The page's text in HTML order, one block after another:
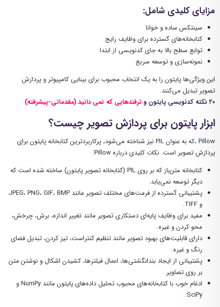
مزایای کلیدی شامل:
سینتکس ساده و خوانا
کتابخانه‌های گسترده برای وظایف رایج
توابع سطح بالا به جای کدنویسی از ابتدا
نمونه‌سازی و توسعه سریع
این ویژگی‌ها پایتون را به یک انتخاب محبوب برای بینایی کامپیوتر و پردازش
تصویر تبدیل می‌کنند.
۲۰ نکته کدنویسی پایتون و
ترفندهایی که نمی دانید (مقدماتی-پیشرفته)
ابزار پایتون برای پردازش تصویر چیست؟
Pillow ،که به عنوان PIL نیز شناخته می‌شود، پرکاربردترین کتابخانه پایتون برای
پردازش تصویر است. نکات کلیدی درباره Pillow:
کتابخانه متن‌باز که بر روی PIL (کتابخانه تصویر پایتون) ساخته شده است که
دیگر توسعه نمی‌یابد.
پشتیبانی گسترده از فرمت‌های مختلف تصویر مانند JPEG، PNG، GIF، BMP
و TIFF.
مفید برای وظایف پایه‌ای دستکاری تصویر مانند تغییر اندازه، برش، چرخش،
محو کردن و غیره.
دارای قابلیت‌های بهبود تصویر مانند تنظیم کنتراست، تیز کردن، تبدیل فضای
رنگ و غیره.
پشتیبانی از ایجاد بندانگشتی‌ها، اعمال فیلترها، کشیدن اشکال و نوشتن متن
بر روی تصاویر.
ادغام خوب با کتابخانه‌های محبوب تحلیل داده‌های پایتون مانند NumPy و
SciPy.